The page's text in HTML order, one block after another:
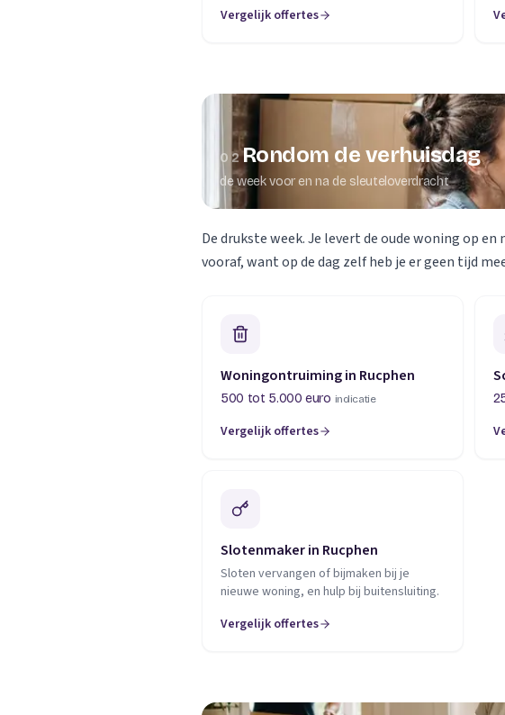
Vergelijk offertes
02Rondom de verhuisdag
de week voor en na de sleuteloverdracht
De drukste week. Je levert de oude woning op
vooraf, want op de dag zelf heb je er geen tijd
Woningontruiming in Rucphen
500 tot 5.000 euro indicatie
Vergelijk offertes
Slotenmaker in Rucphen
Sloten vervangen of bijmaken bij je
nieuwe woning, en hulp bij buitensluiting.
Vergelijk offertes